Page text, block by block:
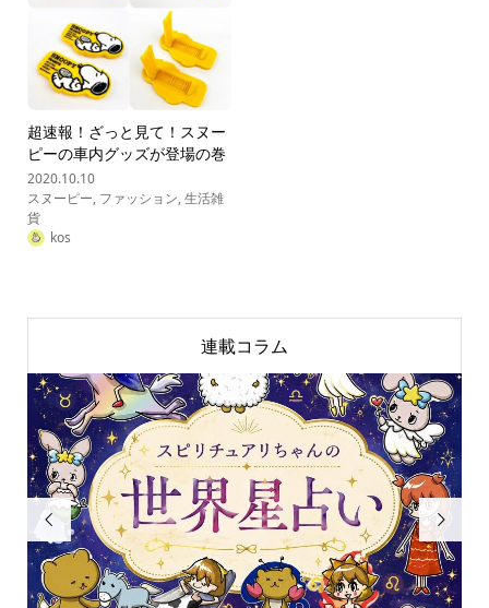
超速報！ざっと見て！スヌー
ピーの車内グッズが登場の巻
2020.10.10
スヌーピー, ファッション,生活雑
貨
kos
連載コラム
 